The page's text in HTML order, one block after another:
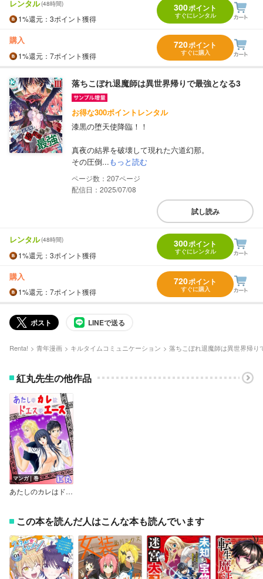
レンタル(48時間)
1%還元 ：3ポイント獲得
300ポイント
すぐにレンタル
購入
1%還元 ：7ポイント獲得
720ポイント
すぐに購入
落ちこぼれ退魔師は異世界帰りで最強となる3
お得な300ポイントレンタル
漆黒の堕天使降臨！！
真夜の結界を破壊して現れた六道幻那。
その圧倒...もっと読む
207
配信日：2025/07/08
試し読み
レンタル(48時間)
1%還元 ：3ポイント獲得
300ポイント
すぐにレンタル
購入
1%還元 ：7ポイント獲得
720ポイント
すぐに購入
ポスト LINEで送る
Renta! 青年漫画 キルタイムコミュニケーション 落ちこぼれ退魔師は異世界帰り
紅丸先生の他作品
マンガ｜巻
あたしのカレはドエスのエース
この本を読んだ人はこんな本も読んでいます